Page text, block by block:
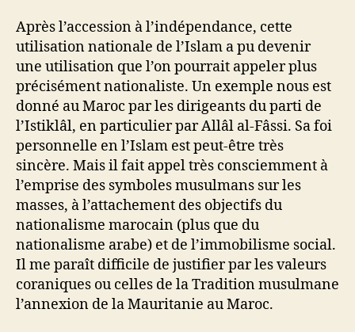
Après l’accession à l’indépendance, cette
utilisation nationale de l’Islam a pu devenir
une utilisation que l’on pourrait appeler plus
précisément nationaliste. Un exemple nous est
donné au Maroc par les dirigeants du parti de
l’Istiklâl, en particulier par Allâl al-Fâssi. Sa foi
personnelle en l’Islam est peut-être très
sincère. Mais il fait appel très consciemment à
l’emprise des symboles musulmans sur les
masses, à l’attachement des objectifs du
nationalisme marocain (plus que du
nationalisme arabe) et de l’immobilisme social.
Il me paraît difficile de justifier par les valeurs
coraniques ou celles de la Tradition musulmane
l’annexion de la Mauritanie au Maroc.